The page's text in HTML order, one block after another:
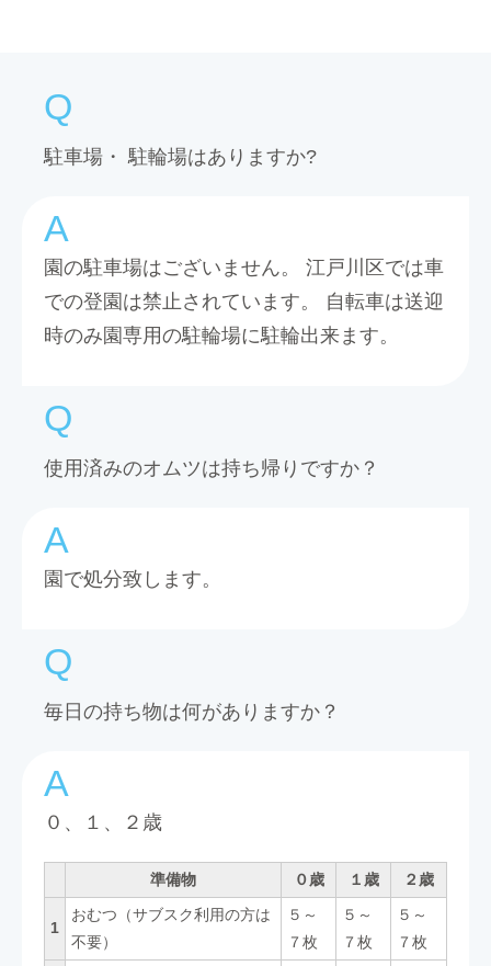
駐車場・ 駐輪場はありますか?
園の駐車場はございません。 江戸川区では車
での登園は禁止されています。 自転車は送迎
時のみ園専用の駐輪場に駐輪出来ます。
使用済みのオムツは持ち帰りですか？
園で処分致します。
毎日の持ち物は何がありますか？
０、１、２歳
準備物 ０歳 １歳 ２歳
1
おむつ（サブスク利用の方は
不要）
５～
７枚
５～
７枚
５～
７枚